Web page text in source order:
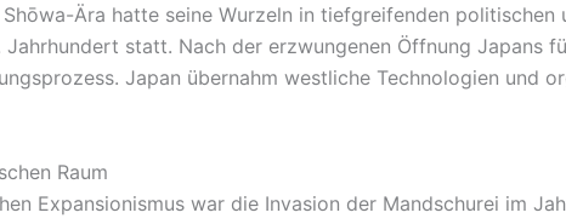
Ära hatte seine Wurzeln in tiefgreifenden politischen
statt. Nach der erzwungenen Öffnung Japans
Japan übernahm westliche Technologien und
Raum
Expansionismus war die Invasion der Mandschurei im